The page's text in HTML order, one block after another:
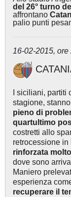
del 26° turno
affrontano
palio punti
16-02-2015, ore
I siciliani,
stagione,
pieno di
quartultimo
costretti allo
retrocessione
rinforzata
dove sono
Maniero
esperienza
recuperare il